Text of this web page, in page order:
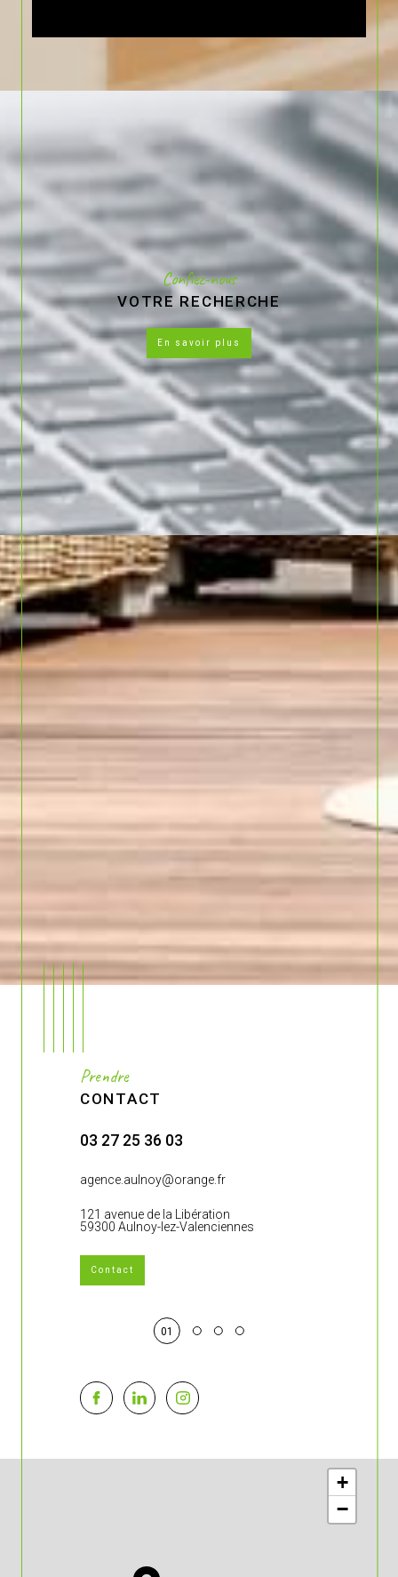
Confiez-nous
VOTRE RECHERCHE
en savoir plus
+
−
Prendre
CONTACT
03 27 25 36 03
agence.aulnoy@orange.fr
121 avenue de la Libération
59300 Aulnoy-lez-Valenciennes
Contact
01